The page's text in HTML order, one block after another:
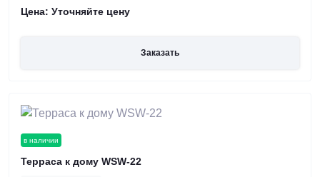
Цена: Уточняйте цену
Заказать
в наличии
Терраса к дому WSW-22